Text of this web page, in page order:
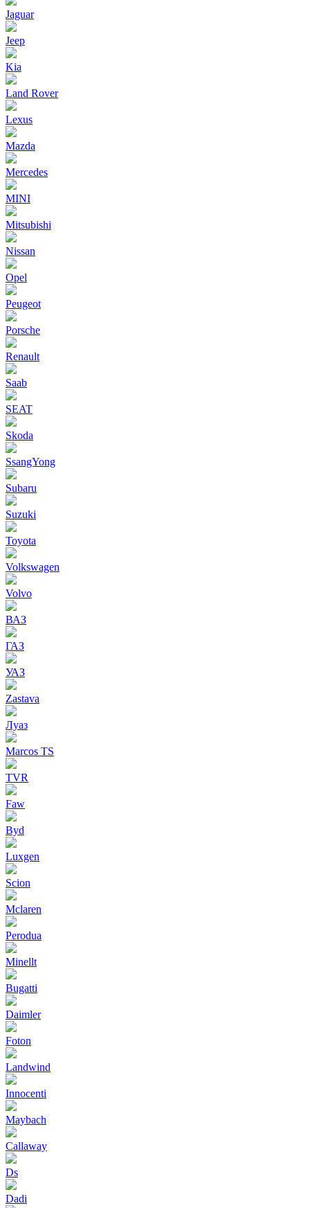
Jaguar
Jeep
Kia
Land Rover
Lexus
Mazda
Mercedes
MINI
Mitsubishi
Nissan
Opel
Peugeot
Porsche
Renault
Saab
SEAT
Skoda
SsangYong
Subaru
Suzuki
Toyota
Volkswagen
Volvo
ВАЗ
ГАЗ
УАЗ
Zastava
Луаз
Marcos TS
TVR
Faw
Byd
Luxgen
Scion
Mclaren
Perodua
Minellt
Bugatti
Daimler
Foton
Landwind
Innocenti
Maybach
Callaway
Ds
Dadi